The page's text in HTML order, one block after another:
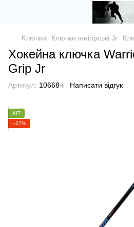
Ключки Ключки юніорські Jr
Хокейна ключка
Grip Jr
Артикул: 10668-i Написати відгук
ХІТ
−27%